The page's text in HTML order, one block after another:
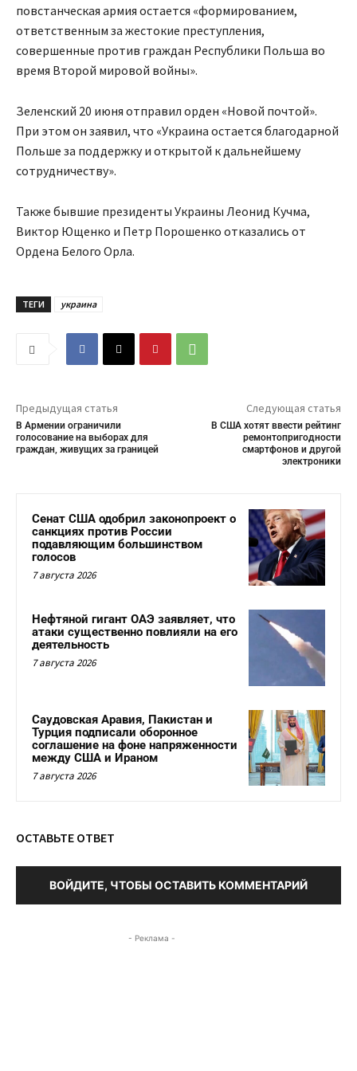
повстанческая армия остается «формированием,
ответственным за жестокие преступления,
совершенные против граждан Республики Польша во
время Второй мировой войны».
Зеленский 20 июня отправил орден «Новой почтой».
При этом он заявил, что «Украина остается благодарной
Польше за поддержку и открытой к дальнейшему
сотрудничеству».
Также бывшие президенты Украины Леонид Кучма,
Виктор Ющенко и Петр Порошенко отказались от
Ордена Белого Орла.
ТЕГИ украина
Предыдущая статья
В Армении ограничили
голосование на выборах для
граждан, живущих за границей
Следующая статья
В США хотят ввести рейтинг
ремонтопригодности
смартфонов и другой
электроники
Сенат США одобрил законопроект о
санкциях против России
подавляющим большинством
голосов
7 августа 2026
Нефтяной гигант ОАЭ заявляет, что
атаки существенно повлияли на его
деятельность
7 августа 2026
Саудовская Аравия, Пакистан и
Турция подписали оборонное
соглашение на фоне напряженности
между США и Ираном
7 августа 2026
ОСТАВЬТЕ ОТВЕТ
ВОЙДИТЕ, ЧТОБЫ ОСТАВИТЬ КОММЕНТАРИЙ
- Реклама -